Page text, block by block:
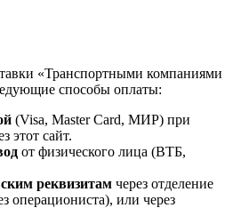
«Транспортными компаниями
способы оплаты:
(Visa, Master Card, МИР) при
этот сайт.
от физического лица (ВТБ,
реквизитам через отделение
операциониста), или через